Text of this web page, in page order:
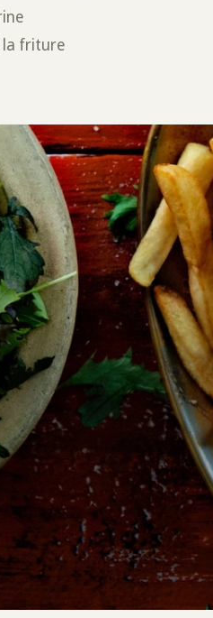
la friture